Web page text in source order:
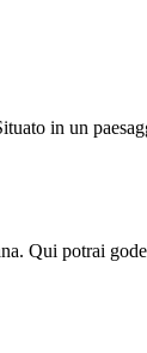
in un
Qui potrai